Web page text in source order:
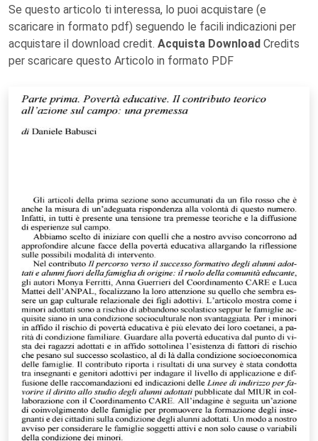
Se questo articolo ti interessa, lo puoi acquistare (e
scaricare in formato pdf) seguendo le facili indicazioni per
acquistare il download credit. Acquista Download Credits
per scaricare questo Articolo in formato PDF